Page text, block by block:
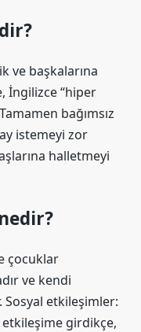
ve başkalarına
İngilizce “hiper
bağımsız
istemeyi zor
halletmeyi
çocuklar
ve kendi
Sosyal etkileşimler:
girdikçe,